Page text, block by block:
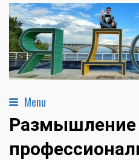
Menu
Размышление